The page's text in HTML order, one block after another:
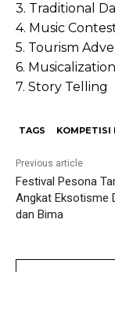
3. Traditional
4. Music
5. Tourism
6.
7. Story Telling
TAGS KOMPETISI
Previous article
Festival Pesona
Angkat Eksotisme
dan Bima